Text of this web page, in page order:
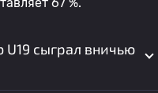
U19 сыграл вничью